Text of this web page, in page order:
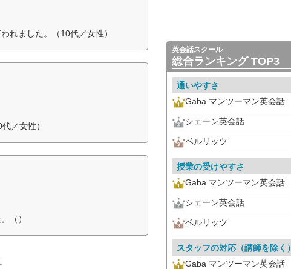
れました。（10代／女性）
／女性）
（）
英会話スクール
総合ランキング TOP3
通いやすさ
Gaba マンツーマン英会話
シェーン英会話
ベルリッツ
授業の受けやすさ
Gaba マンツーマン英会話
シェーン英会話
ベルリッツ
スタッフの対応（講師を除く）
Gaba マンツーマン英会話